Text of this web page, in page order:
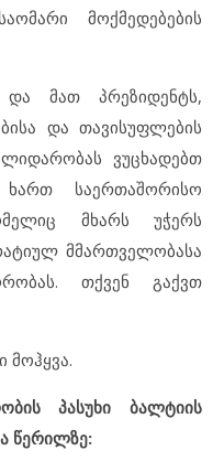
მოქმედებების
მათ პრეზიდენტს,
და თავისუფლების
ვუცხადებთ
საერთაშორისო
მხარს უჭერს
მმართველობასა
თქვენ გაქვთ
მოჰყვა.
პასუხი ბალტიის
წერილზე: